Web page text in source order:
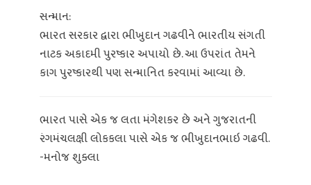
સન્માન:
ભારત સરકાર દ્વારા ભીખુદાન ગઢવીને ભારતીય સંગતી
નાટક અકાદમી પુરષ્કાર અપાયો છે. આ ઉપરાંત તેમને
કાગ પુરષ્કારથી પણ સન્માનિત કરવામાં આવ્યા છે.
ભારત પાસે એક જ લતા મંગેશકર છે અને ગુજરાતની
રંગમંચલક્ષી લોકકલા પાસે એક જ ભીખુદાનભાઇ ગઢવી.
-મનોજ શુક્લા